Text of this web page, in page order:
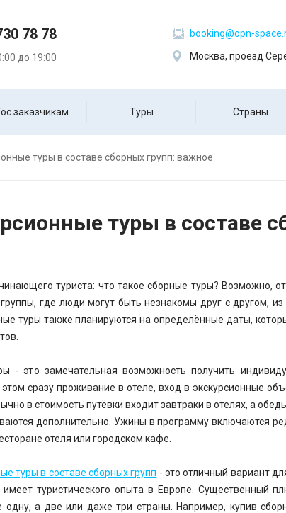
78 78
до 19:00
booking@opn-
Москва, проезд
Туры Страны
туры в составе сборных групп: важное
туры в составе
туриста: что такое сборные туры? Возможно,
где люди могут быть незнакомы друг с другом,
туры также планируются на определённые даты,
- это замечательная возможность получить
сразу проживание в отеле, вход в экскурсионные
в стоимость путёвки входит завтраки в отелях, а
дополнительно. Ужины в программу включаются
отеля или городском кафе.
туры в составе сборных групп - это отличный вариант
туристического опыта в Европе. Существенный
одну, а две или даже три страны. Например, купив